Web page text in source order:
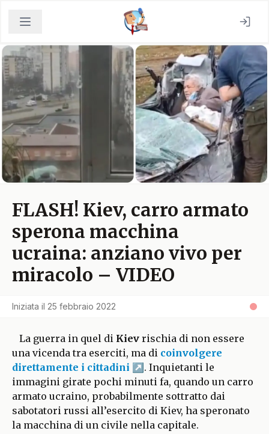
FLASH! Kiev, carro armato
sperona macchina
ucraina: anziano vivo per
miracolo – VIDEO
Iniziata il 25 febbraio 2022
La guerra in quel di Kiev rischia di non essere
una vicenda tra eserciti, ma di coinvolgere
direttamente i cittadini
. Inquietanti le
immagini girate pochi minuti fa, quando un carro
armato ucraino, probabilmente sottratto dai
sabotatori russi all’esercito di Kiev, ha speronato
la macchina di un civile nella capitale.